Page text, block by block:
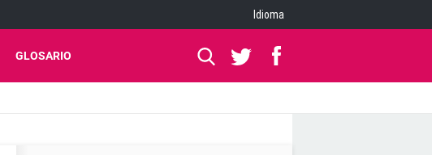
Idioma
GLOSARIO